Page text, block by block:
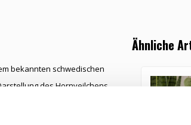
bekannten schwedischen
des Hornveilchens,
mit tiefen, bedeutsamen
Ähnliche